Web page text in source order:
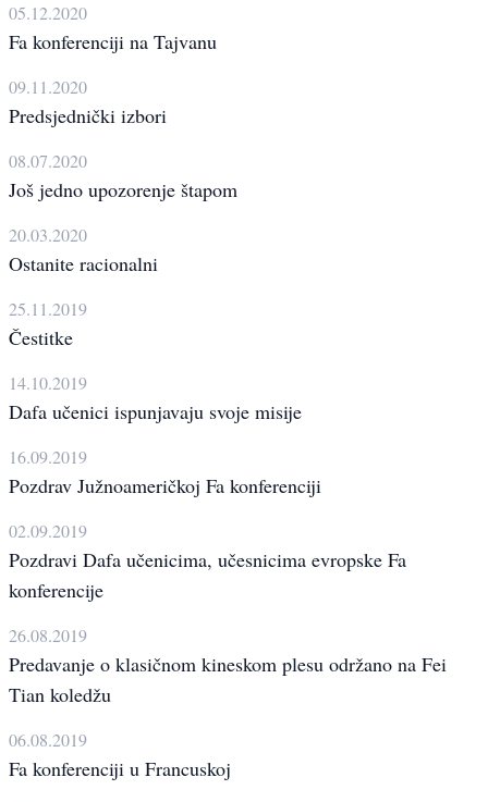
05.12.2020
Fa konferenciji na Tajvanu
09.11.2020
Predsjednički izbori
08.07.2020
Još jedno upozorenje štapom
20.03.2020
Ostanite racionalni
25.11.2019
Čestitke
14.10.2019
Dafa učenici ispunjavaju svoje misije
16.09.2019
Pozdrav Južnoameričkoj Fa konferenciji
02.09.2019
Pozdravi Dafa učenicima, učesnicima evropske Fa
konferencije
26.08.2019
Predavanje o klasičnom kineskom plesu održano na Fei
Tian koledžu
06.08.2019
Fa konferenciji u Francuskoj